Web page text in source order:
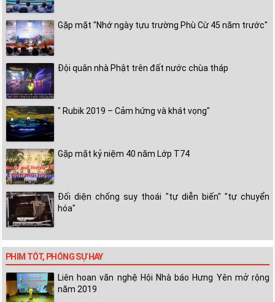
Gặp mặt "Nhớ ngày tựu trường Phù Cừ 45 năm trước"
Đội quân nhà Phật trên đất nước chùa tháp
" Rubik 2019 – Cảm hứng và khát vọng"
Gặp mặt kỷ niệm 40 năm Lớp T74
Đối diện chống suy thoái "tự diễn biến" "tự chuyển
hóa"
PHIM TỐT, PHÓNG SỰ HAY
Liên hoan văn nghệ Hội Nhà báo Hưng Yên mở rộng
năm 2019